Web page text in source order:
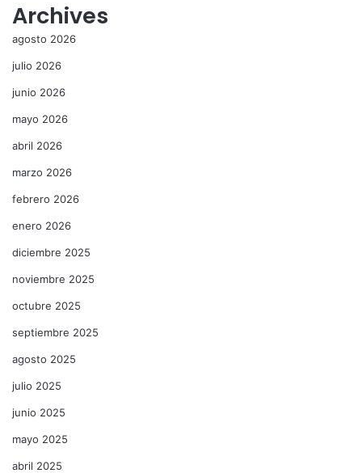
Archives
agosto 2026
julio 2026
junio 2026
mayo 2026
abril 2026
marzo 2026
febrero 2026
enero 2026
diciembre 2025
noviembre 2025
octubre 2025
septiembre 2025
agosto 2025
julio 2025
junio 2025
mayo 2025
abril 2025